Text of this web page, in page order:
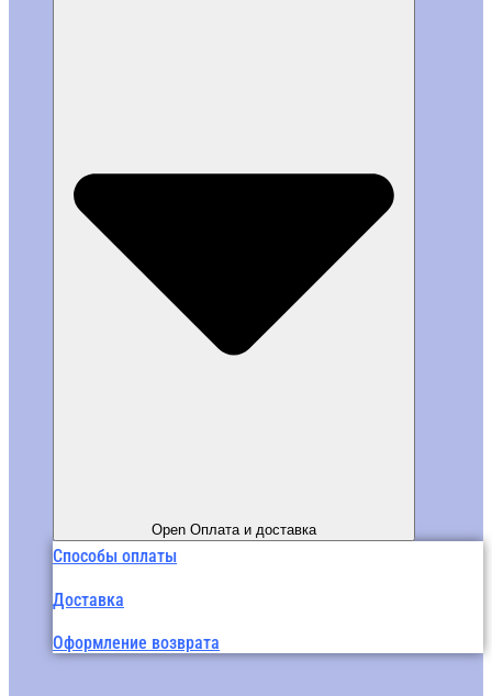
Open Оплата и доставка
Способы оплаты
Доставка
Оформление возврата